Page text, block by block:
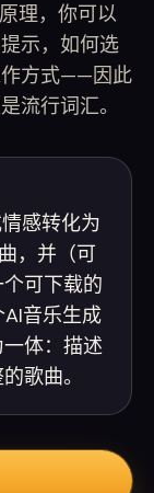
理，你可以
示，如何选
作方式——因此
流行词汇。
感转化为
，并（可
可下载的
音乐生成
体：描述
歌曲。